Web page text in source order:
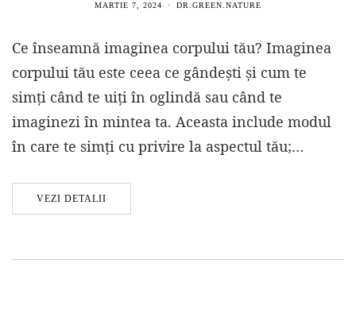
MARTIE 7, 2024 DR.GREEN.NATURE
Ce înseamnă imaginea corpului tău? Imaginea
corpului tău este ceea ce gândești și cum te
simți când te uiți în oglindă sau când te
imaginezi în mintea ta. Aceasta include modul
în care te simți cu privire la aspectul tău;…
VEZI DETALII